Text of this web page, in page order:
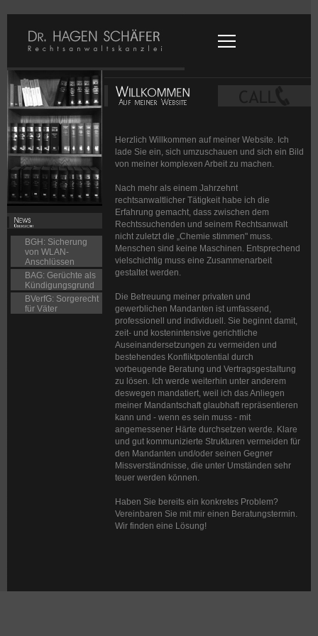
Herzlich Willkommen auf meiner Website. Ich
lade Sie ein, sich umzuschauen und sich ein Bild
von meiner komplexen Arbeit zu machen.
Nach mehr als einem Jahrzehnt
rechtsanwaltlicher Tätigkeit habe ich die
Erfahrung gemacht, dass zwischen dem
Rechtssuchenden und seinem Rechtsanwalt
nicht zuletzt die „Chemie stimmen" muss.
Menschen sind keine Maschinen. Entsprechend
vielschichtig muss eine Zusammenarbeit
gestaltet werden.
Die Betreuung meiner privaten und
gewerblichen Mandanten ist umfassend,
professionell und individuell. Sie beginnt damit,
zeit- und kostenintensive gerichtliche
Auseinandersetzungen zu vermeiden und
bestehendes Konfliktpotential durch
vorbeugende Beratung und Vertragsgestaltung
zu lösen. Ich werde weiterhin unter anderem
deswegen mandatiert, weil ich das Anliegen
meiner Mandantschaft glaubhaft repräsentieren
kann und - wenn es sein muss - mit
angemessener Härte durchsetzen werde. Klare
und gut kommunizierte Strukturen vermeiden für
den Mandanten und/oder seinen Gegner
Missverständnisse, die unter Umständen sehr
teuer werden können.
Haben Sie bereits ein konkretes Problem?
Vereinbaren Sie mit mir einen Beratungstermin.
Wir finden eine Lösung!
BGH: Sicherung
von WLAN-
Anschlüssen
BAG: Gerüchte als
Kündigungsgrund
BVerfG: Sorgerecht
für Väter